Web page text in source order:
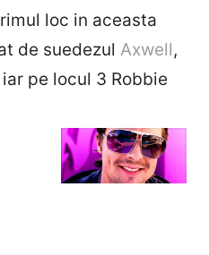
loc in aceasta
de suedezul Axwell,
pe locul 3 Robbie